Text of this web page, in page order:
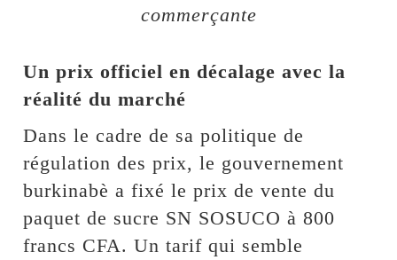
commerçante
Un prix officiel en décalage avec la
réalité du marché
Dans le cadre de sa politique de
régulation des prix, le gouvernement
burkinabè a fixé le prix de vente du
paquet de sucre SN SOSUCO à 800
francs CFA. Un tarif qui semble